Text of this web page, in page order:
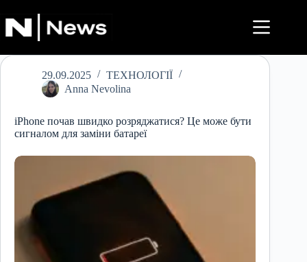
до
вмісту
29.09.2025
ТЕХНОЛОГІЇ
Anna Nevolina
iPhone почав швидко розряджатися? Це може бути
сигналом для заміни батареї